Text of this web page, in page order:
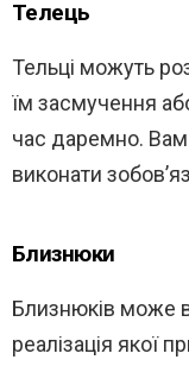
Телець
Тельці можуть
їм засмучення
час даремно. Вам
виконати
Близнюки
Близнюків може
реалізація якої